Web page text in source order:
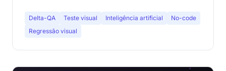
Delta-QA Teste visual Inteligência artificial
No-code
Regressão visual